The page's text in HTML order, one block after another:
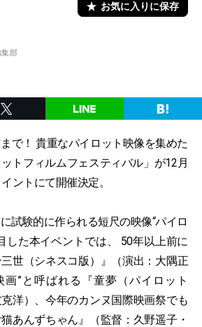
お気に入りに保存
集部
で！ 貴重なパイロット映像を集めた
トフィルムフェスティバル」が12月
ントにて開催決定。
試験的に作られる短尺の映像“パイロ
した本イベントでは、 50年以上前に
世（シネスコ版）』（演出：大隅正
画”と呼ばれる『童夢（パイロット
洋）、今年のカンヌ国際映画祭でも
あんずちゃん』（監督：久野遥子・